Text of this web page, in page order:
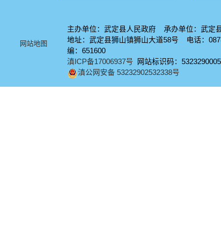
网站地图
主办单位：武定县人民政府 承办单位：武定
地址：武定县狮山镇狮山大道58号 电话：
编：651600
滇ICP备17006937号 网站标识码：5323290005
滇公网安备 53232902532338号